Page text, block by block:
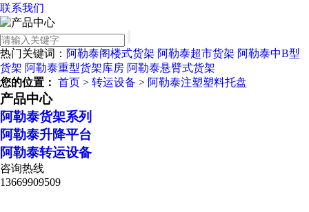
联系我们
热门关键词： 阿勒泰阁楼式货架 阿勒泰超市货架 阿勒泰中B型
货架 阿勒泰重型货架库房 阿勒泰悬臂式货架
您的位置： 首页 > 转运设备 > 阿勒泰注塑塑料托盘
产品中心
阿勒泰货架系列
阿勒泰升降平台
阿勒泰转运设备
咨询热线
13669909509